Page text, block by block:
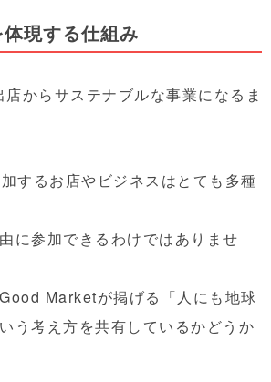
現する仕組み
からサステナブルな事業になるま
するお店やビジネスはとても多種
に参加できるわけではありませ
Marketが掲げる「人にも地球
う考え方を共有しているかどうか